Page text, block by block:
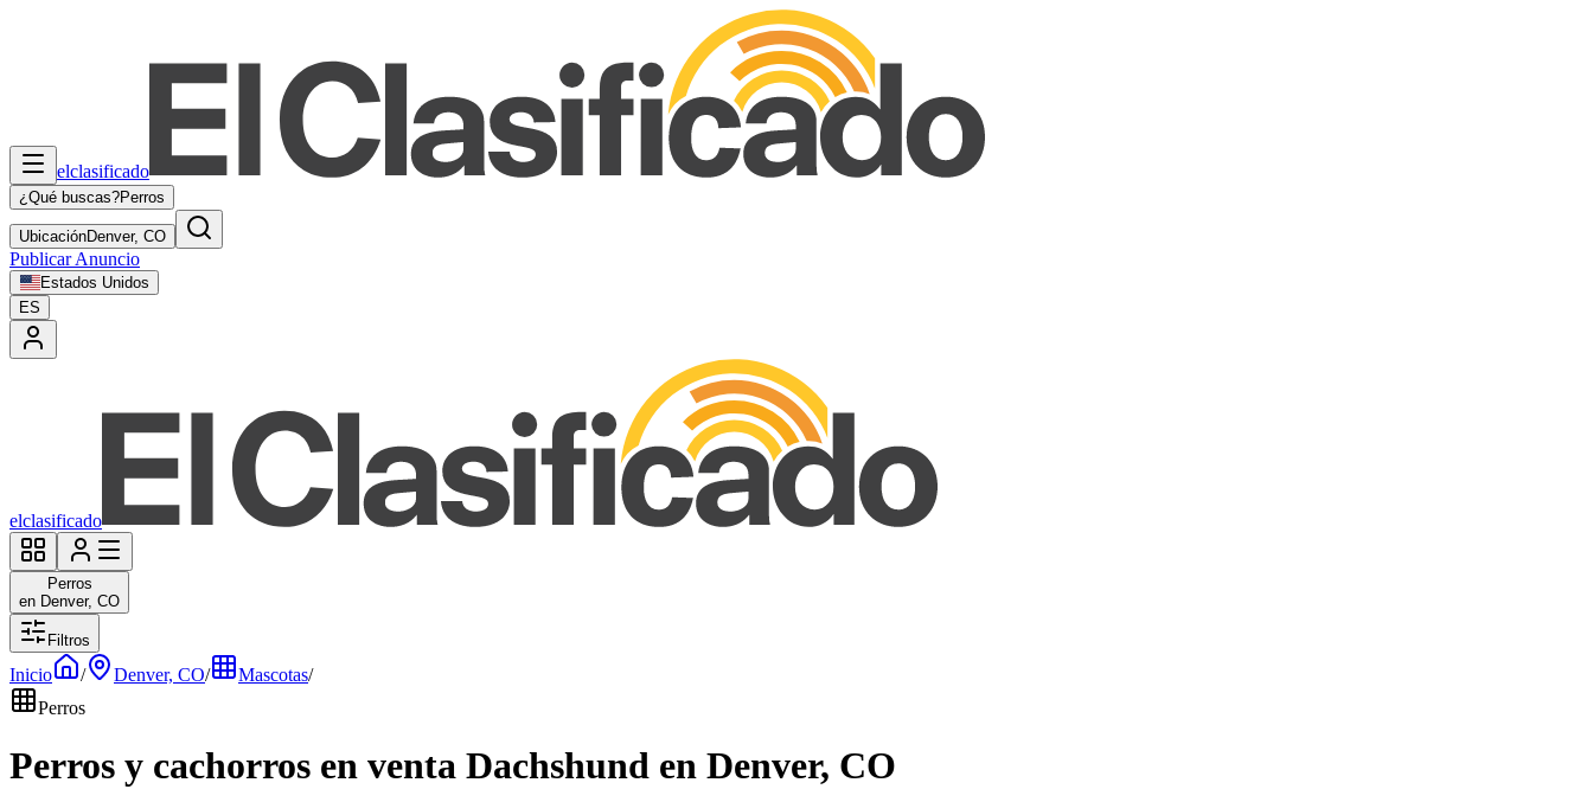
elclasificado
¿Qué buscas?Perros
UbicaciónDenver, CO
Publicar Anuncio
Estados Unidos
ES
elclasificado
Perros
en Denver, CO
Filtros
Inicio / Denver, CO/ Mascotas/
Perros
Perros y cachorros en venta Dachshund en Denver, CO